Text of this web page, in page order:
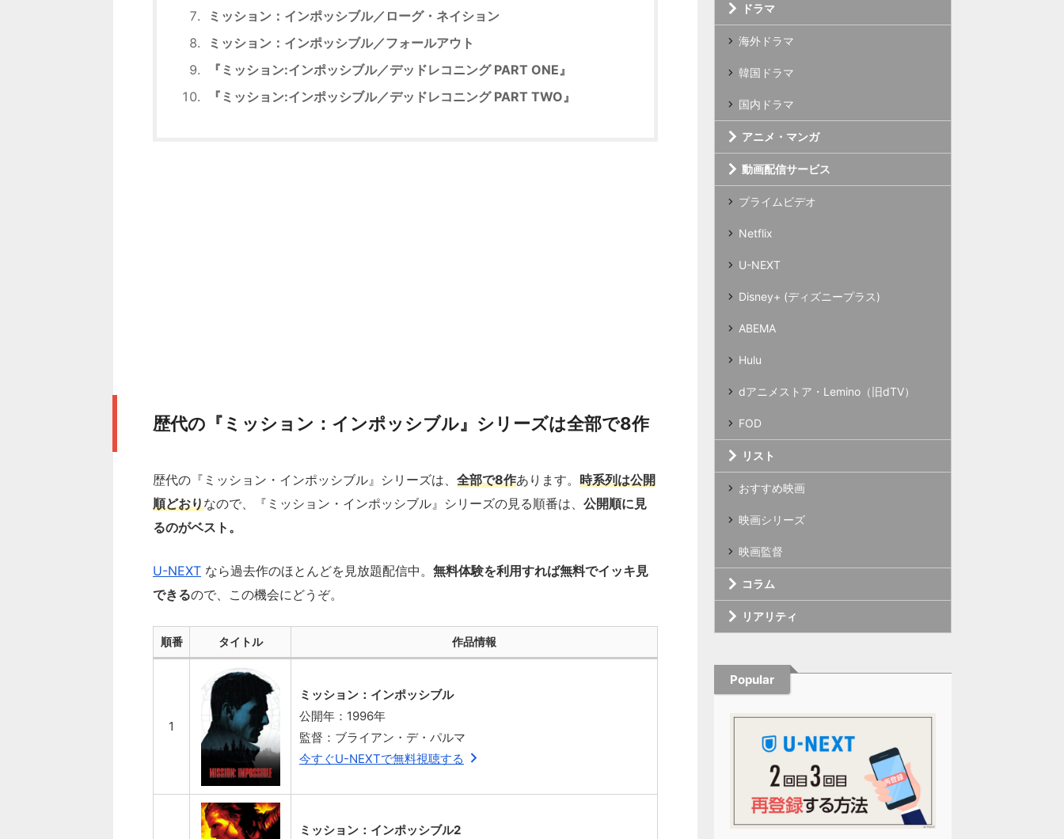
ミッション：インポッシブル／ローグ・ネイション
ミッション：インポッシブル／フォールアウト
『ミッション:インポッシブル／デッドレコニング PART ONE』
『ミッション:インポッシブル／デッドレコニング PART TWO』
歴代の『ミッション：インポッシブル』シリーズは全部で8作
歴代の『ミッション・インポッシブル』シリーズは、 全部で8作あります。 時系列は公開
順どおりなので、『ミッション・インポッシブル』シリーズの見る順番は、 公開順に見
るのがベスト。
U-NEXT なら過去作のほとんどを見放題配信中。 無料体験を利用すれば無料でイッキ見
できるので、この機会にどうぞ。
順番 タイトル 作品情報
1
ミッション：インポッシブル
公開年：1996年
監督：ブライアン・デ・パルマ
今すぐU-NEXTで無料視聴する
ミッション：インポッシブル2
ドラマ
海外ドラマ
韓国ドラマ
国内ドラマ
アニメ・マンガ
動画配信サービス
プライムビデオ
Netflix
U-NEXT
Disney+ (ディズニープラス)
ABEMA
Hulu
dアニメストア・Lemino（旧dTV）
FOD
リスト
おすすめ映画
映画シリーズ
映画監督
コラム
リアリティ
Popular